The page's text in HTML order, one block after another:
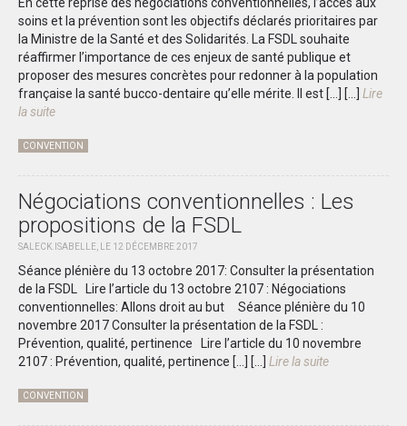
soins et la prévention sont les objectifs déclarés prioritaires par
la Ministre de la Santé et des Solidarités. La FSDL souhaite
réaffirmer l’importance de ces enjeux de santé publique et
proposer des mesures concrètes pour redonner à la population
française la santé bucco-dentaire qu’elle mérite. Il est […]
[...] Lire
la suite
CONVENTION
Négociations conventionnelles : Les
propositions de la FSDL
SALECK.ISABELLE, LE 12 DÉCEMBRE 2017
Séance plénière du 13 octobre 2017: Consulter la présentation
de la FSDL Lire l’article du 13 octobre 2107 : Négociations
conventionnelles: Allons droit au but Séance plénière du 10
novembre 2017 Consulter la présentation de la FSDL :
Prévention, qualité, pertinence Lire l’article du 10 novembre
2107 : Prévention, qualité, pertinence […]
[...] Lire la suite
CONVENTION